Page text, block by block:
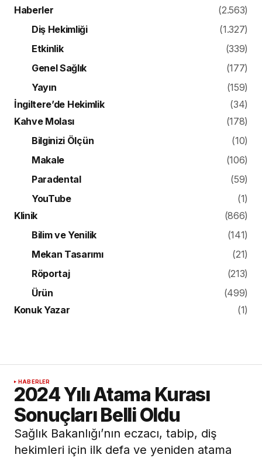
Haberler
(2.563)
Diş Hekimliği
(1.327)
Etkinlik
(339)
Genel Sağlık
(177)
Yayın
(159)
İngiltere’de Hekimlik
(34)
Kahve Molası
(178)
Bilginizi Ölçün
(10)
Makale
(106)
Paradental
(59)
YouTube
(1)
Klinik
(866)
Bilim ve Yenilik
(141)
Mekan Tasarımı
(21)
Röportaj
(213)
Ürün
(499)
Konuk Yazar
(1)
HABERLER
2024 Yılı Atama Kurası
Sonuçları Belli Oldu
Sağlık Bakanlığı’nın eczacı, tabip, diş
hekimleri için ilk defa ve yeniden atama